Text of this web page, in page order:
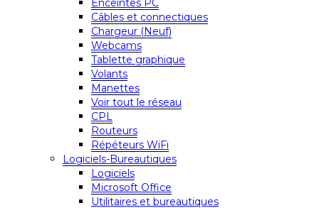
Enceintes PC
Câbles et connectiques
Chargeur (Neuf)
Webcams
Tablette graphique
Volants
Manettes
Voir tout le réseau
CPL
Routeurs
Répéteurs WiFi
Logiciels-Bureautiques
Logiciels
Microsoft Office
Utilitaires et bureautiques